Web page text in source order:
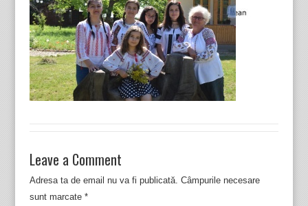
Leave a Comment
Adresa ta de email nu va fi publicată. Câmpurile necesare
sunt marcate *